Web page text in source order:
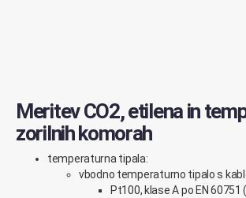
Meritev CO2, etilena in
zorilnih komorah
temperaturna tipala:
vbodno temperaturno tipalo s
Pt100, klase A po EN